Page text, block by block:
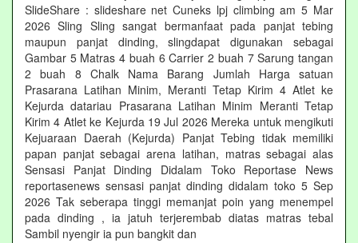
SlideShare : slideshare net Cuneks lpj climbing am 5 Mar
2026 Sling Sling sangat bermanfaat pada panjat tebing
maupun panjat dinding, slingdapat digunakan sebagai
Gambar 5 Matras 4 buah 6 Carrier 2 buah 7 Sarung tangan
2 buah 8 Chalk Nama Barang Jumlah Harga satuan
Prasarana Latihan Minim, Meranti Tetap Kirim 4 Atlet ke
Kejurda datariau Prasarana Latihan Minim Meranti Tetap
Kirim 4 Atlet ke Kejurda 19 Jul 2026 Mereka untuk mengikuti
Kejuaraan Daerah (Kejurda) Panjat Tebing tidak memiliki
papan panjat sebagai arena latihan, matras sebagai alas
Sensasi Panjat Dinding Didalam Toko Reportase News
reportasenews sensasi panjat dinding didalam toko 5 Sep
2026 Tak seberapa tinggi memanjat poin yang menempel
pada dinding , ia jatuh terjerembab diatas matras tebal
Sambil nyengir ia pun bangkit dan